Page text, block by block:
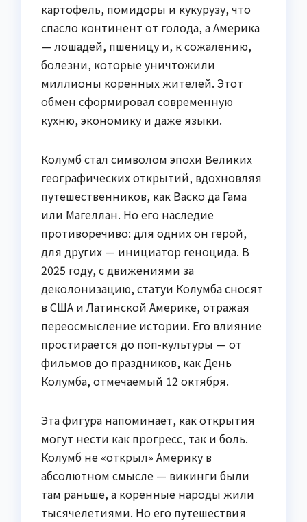
картофель, помидоры и кукурузу, что
спасло континент от голода, а Америка
— лошадей, пшеницу и, к сожалению,
болезни, которые уничтожили
миллионы коренных жителей. Этот
обмен сформировал современную
кухню, экономику и даже языки.
Колумб стал символом эпохи Великих
географических открытий, вдохновляя
путешественников, как Васко да Гама
или Магеллан. Но его наследие
противоречиво: для одних он герой,
для других — инициатор геноцида. В
2025 году, с движениями за
деколонизацию, статуи Колумба сносят
в США и Латинской Америке, отражая
переосмысление истории. Его влияние
простирается до поп-культуры — от
фильмов до праздников, как День
Колумба, отмечаемый 12 октября.
Эта фигура напоминает, как открытия
могут нести как прогресс, так и боль.
Колумб не «открыл» Америку в
абсолютном смысле — викинги были
там раньше, а коренные народы жили
тысячелетиями. Но его путешествия